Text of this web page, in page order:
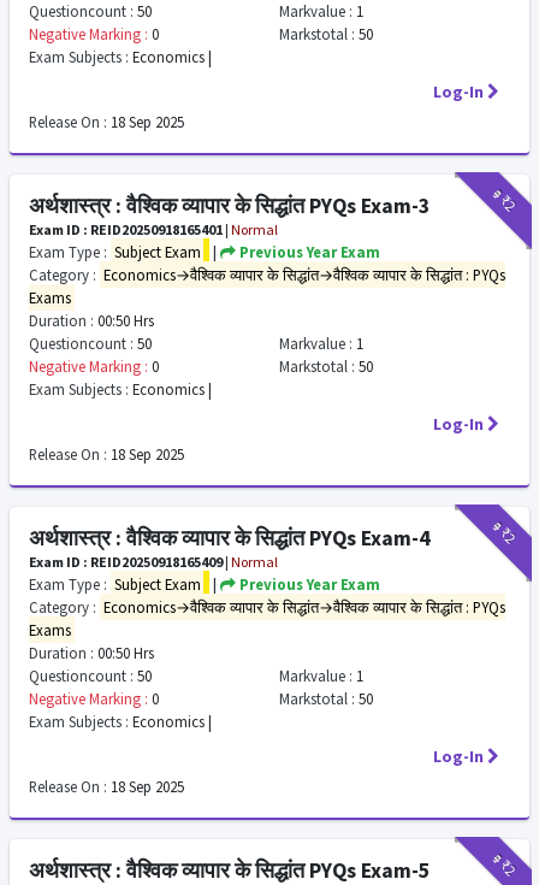
Questioncount : 50 Markvalue : 1
Negative Marking : 0 Markstotal : 50
Exam Subjects : Economics |
Log-In
Release On : 18 Sep 2025
₹9
₹2
अर्थशास्त्र : वैश्विक व्यापार के सिद्धांत PYQs Exam-3
Exam ID : REID20250918165401 | Normal
Exam Type : Subject Exam |
Previous Year Exam
Category : Economics→वैश्विक व्यापार के सिद्धांत→वैश्विक व्यापार के सिद्धांत : PYQs
Exams
Duration : 00:50 Hrs
Questioncount : 50 Markvalue : 1
Negative Marking : 0 Markstotal : 50
Exam Subjects : Economics |
Log-In
Release On : 18 Sep 2025
₹9
₹2
अर्थशास्त्र : वैश्विक व्यापार के सिद्धांत PYQs Exam-4
Exam ID : REID20250918165409| Normal
Exam Type : Subject Exam |
Previous Year Exam
Category : Economics→वैश्विक व्यापार के सिद्धांत→वैश्विक व्यापार के सिद्धांत : PYQs
Exams
Duration : 00:50 Hrs
Questioncount : 50 Markvalue : 1
Negative Marking : 0 Markstotal : 50
Exam Subjects : Economics |
Log-In
Release On : 18 Sep 2025
₹9
₹2
अर्थशास्त्र : वैश्विक व्यापार के सिद्धांत PYQs Exam-5